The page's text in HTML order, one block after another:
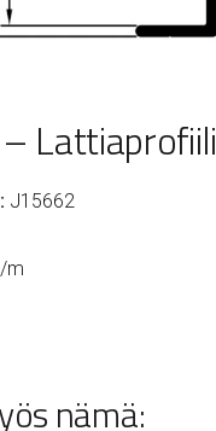
Lattiaprofiili
J15662
m
nämä: